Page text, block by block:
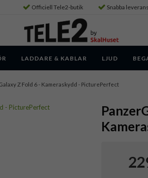
Officiell Tele2-butik Snabba
LADDARE & KABLAR LJUD
Z Fold 6 - Kameraskydd - PicturePerfect